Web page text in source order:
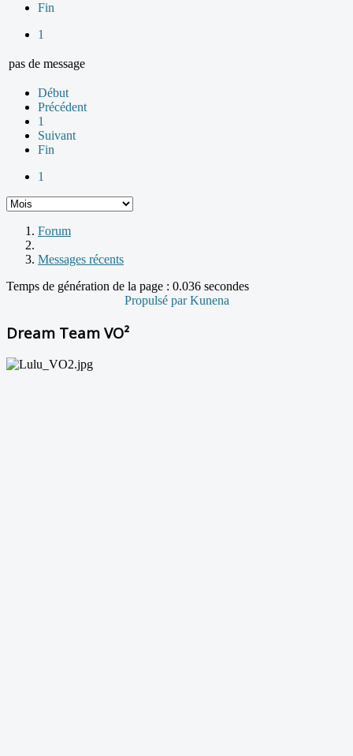
Fin
1
pas de message
Début
Précédent
1
Suivant
Fin
1
Forum
Messages récents
Temps de génération de la page : 0.036 secondes
Propulsé parKunena
Dream Team VO²